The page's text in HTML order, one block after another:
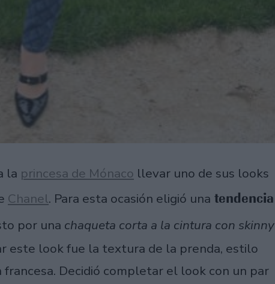
la princesa de Mónaco llevar uno de sus looks
Chanel. Para esta ocasión eligió una tendencia
por una chaqueta corta a la cintura con skinny
este look fue la textura de la prenda, estilo
Decidió completar el look con un par